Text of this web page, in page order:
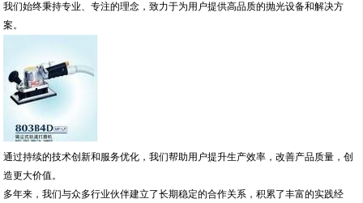
我们始终秉持专业、专注的理念，致力于为用户提供高品质的抛光设备和解决方
案。
通过持续的技术创新和服务优化，我们帮助用户提升生产效率，改善产品质量，创
造更大价值。
多年来，我们与众多行业伙伴建立了长期稳定的合作关系，积累了丰富的实践经